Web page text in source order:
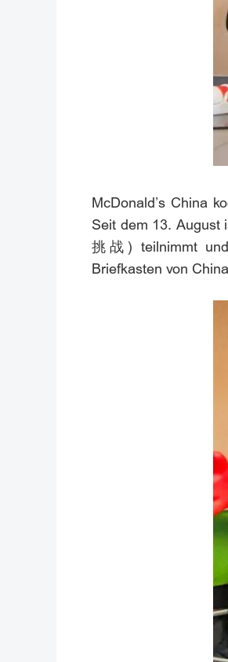
McDonald’s China
Seit dem 13. August
挑战) teilnimmt
Briefkasten von